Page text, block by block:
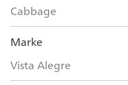
Cabbage
Marke
Vista Alegre